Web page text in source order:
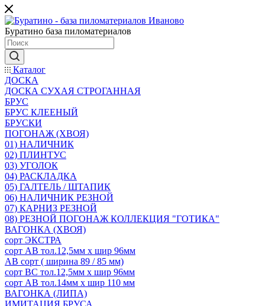
Буратино база пиломатериалов
Каталог
ДОСКА
ДОСКА СУХАЯ СТРОГАННАЯ
БРУС
БРУС КЛЕЕНЫЙ
БРУСКИ
ПОГОНАЖ (ХВОЯ)
01) НАЛИЧНИК
02) ПЛИНТУС
03) УГОЛОК
04) РАСКЛАДКА
05) ГАЛТЕЛЬ / ШТАПИК
06) НАЛИЧНИК РЕЗНОЙ
07) КАРНИЗ РЕЗНОЙ
08) РЕЗНОЙ ПОГОНАЖ КОЛЛЕКЦИЯ "ГОТИКА"
ВАГОНКА (ХВОЯ)
сорт ЭКСТРА
сорт АВ тол.12,5мм х шир 96мм
АВ сорт ( ширина 89 / 85 мм)
сорт ВС тол.12,5мм х шир 96мм
сорт АВ тол.14мм х шир 110 мм
ВАГОНКА (ЛИПА)
ИМИТАЦИЯ БРУСА